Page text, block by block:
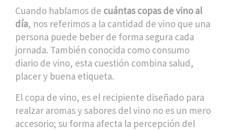
Cuando hablamos de cuántas copas de vino al
día, nos referimos a la cantidad de vino que una
persona puede beber de forma segura cada
jornada. También conocida como consumo
diario de vino, esta cuestión combina salud,
placer y buena etiqueta.
El copa de vino, es el recipiente diseñado para
realzar aromas y sabores del vino no es un mero
accesorio; su forma afecta la percepción del